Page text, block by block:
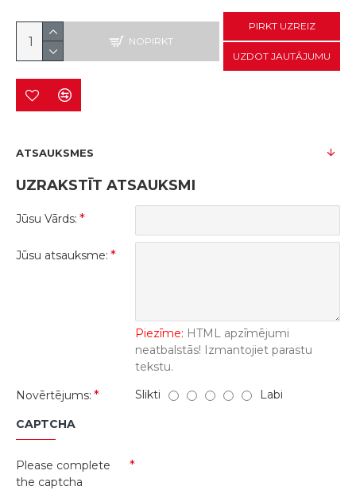
NOPIRKT
PIRKT UZREIZ
UZDOT JAUTĀJUMU
ATSAUKSMES
UZRAKSTĪT ATSAUKSMI
Jūsu Vārds:
Jūsu atsauksme:
Piezīme: HTML apzīmējumi
neatbalstās! Izmantojiet parastu
tekstu.
Novērtējums:
Slikti Labi
CAPTCHA
Please complete
the captcha